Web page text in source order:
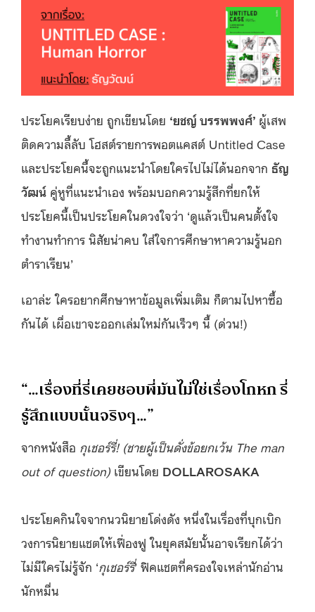
ประโยคเรียบง่าย ถูกเขียนโดย ‘ยชญ์ บรรพพงศ์’ ผู้เสพ
ติดความลี้ลับ โฮสต์รายการพอตแคสต์ Untitled Case
และประโยคนี้จะถูกแนะนำโดยใครไปไม่ได้นอกจาก ธัญ
วัฒน์ คู่หูที่แนะนำเอง พร้อมบอกความรู้สึกที่ยกให้
ประโยคนี้เป็นประโยคในดวงใจว่า ‘ดูแล้วเป็นคนตั้งใจ
ทำงานทำการ นิสัยน่าคบ ใส่ใจการศึกษาหาความรู้นอก
ตำราเรียน’
เอาล่ะ ใครอยากศึกษาหาข้อมูลเพิ่มเติม ก็ตามไปหาซื้อ
กันได้ เผื่อเขาจะออกเล่มใหม่กันเร็วๆ นี้ (ด่วน!)
“…เรื่องที่รี่เคยชอบพี่มันไม่ใช่เรื่องโกหก รี่
รู้สึกแบบนั้นจริงๆ…”
จากหนังสือ กุเชอร์รี่! (ชายผู้เป็นดั่งข้อยกเว้น The man
out of question)เขียนโดย DOLLAROSAKA
ประโยคกินใจจากนวนิยายโด่งดัง หนึ่งในเรื่องที่บุกเบิก
วงการนิยายแชตให้เฟื่องฟู ในยุคสมัยนั้นอาจเรียกได้ว่า
ไม่มีใครไม่รู้จัก ‘กุเชอร์รี่’ ฟิคแชตที่ครองใจเหล่านักอ่าน
นักหมื่น